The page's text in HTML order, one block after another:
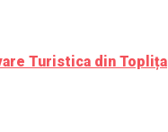
Turistica din Toplița